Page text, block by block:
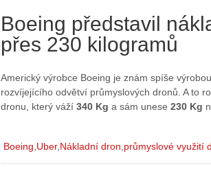
Boeing představil
přes 230 kilogramů
Americký výrobce Boeing je znám spíše
rozvíjejícího odvětví průmyslových dronů. A to
dronu, který váží 340 Kg a sám unese 230 Kg
Boeing Uber Nákladní dron průmyslové využití